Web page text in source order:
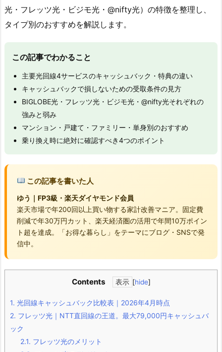
光・フレッツ光・ビジモ光・@nifty光）の特徴を整理し、
タイプ別のおすすめを解説します。
この記事でわかること
主要光回線4サービスのキャッシュバック・特典の違い
キャッシュバックで損しないための受取条件の見方
BIGLOBE光・フレッツ光・ビジモ光・@nifty光それぞれの
強みと弱み
マンション・戸建て・ファミリー・単身別のおすすめ
乗り換え時に絶対に確認すべき4つのポイント
この記事を書いた人
ゆう｜FP3級・楽天ダイヤモンド会員
楽天市場で年200回以上買い物する家計改善マニア。固定費
削減で年30万円カット、楽天経済圏の活用で年間10万ポイン
ト超を達成。「お得な暮らし」をテーマにブログ・SNSで発
信中。
Contents [hide]
1. 光回線キャッシュバック比較表｜2026年4月時点
2. フレッツ光｜NTT直回線の王道。最大79,000円キャッシュバ
ック
2.1. フレッツ光のメリット